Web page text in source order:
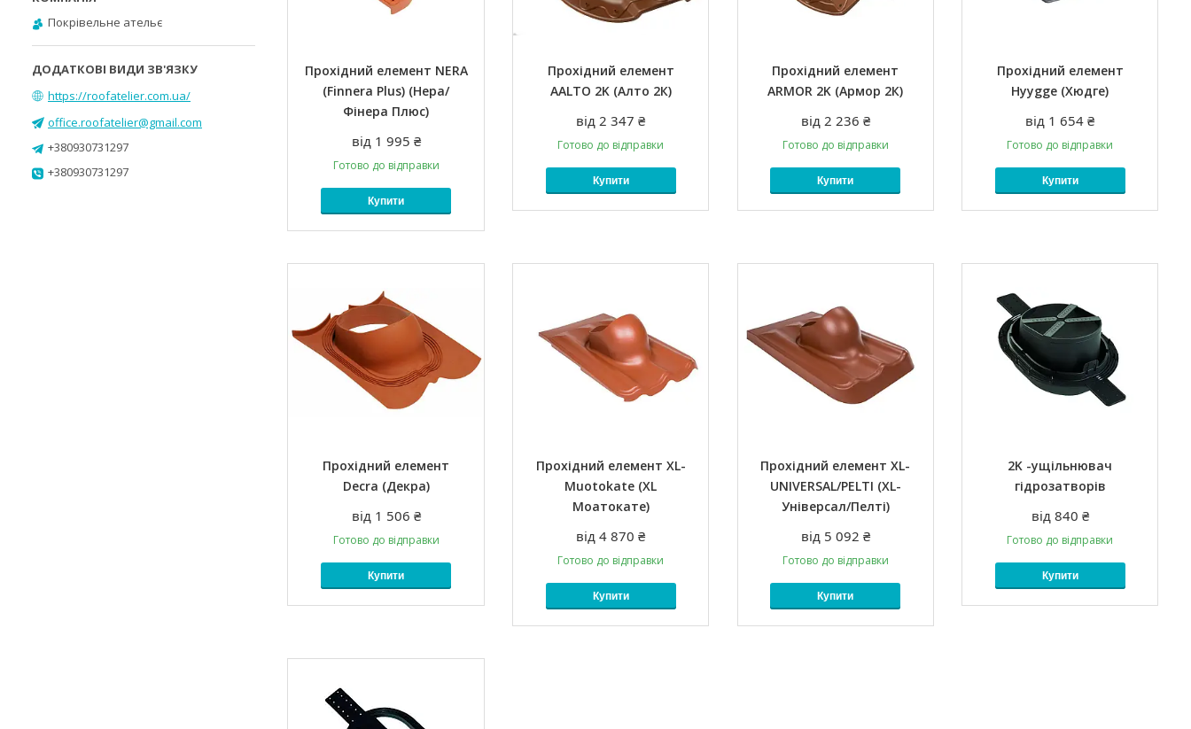
Прохідний елемент NERA
(Finnera Plus) (Нера/
Фінера Плюс)
від 1 995 ₴
Готово до відправки
Купити
Прохідний елемент
AALTO 2K (Алто 2К)
від 2 347 ₴
Готово до відправки
Купити
Прохідний елемент
ARMOR 2K (Армор 2К)
від 2 236 ₴
Готово до відправки
Купити
Прохідний елемент
Hyygge (Хюдге)
від 1 654 ₴
Готово до відправки
Купити
Прохідний елемент
Decra (Декра)
від 1 506 ₴
Готово до відправки
Купити
Прохідний елемент XL-
Muotokate (XL
Моатокате)
від 4 870 ₴
Готово до відправки
Купити
Прохідний елемент XL-
UNIVERSAL/PELTI (XL-
Універсал/Пелті)
від 5 092 ₴
Готово до відправки
Купити
2K -ущільнювач
гідрозатворів
від 840 ₴
Готово до відправки
Купити
Покрівельне ательє
https://roofatelier.com.ua/
office.roofatelier@gmail.com
+380930731297
+380930731297